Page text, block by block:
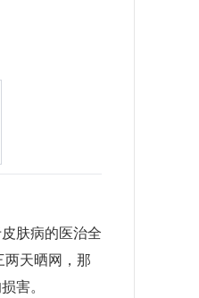
肤病的医治全
两天晒网，那
害。